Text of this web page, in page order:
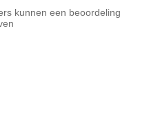
kunnen een beoordeling